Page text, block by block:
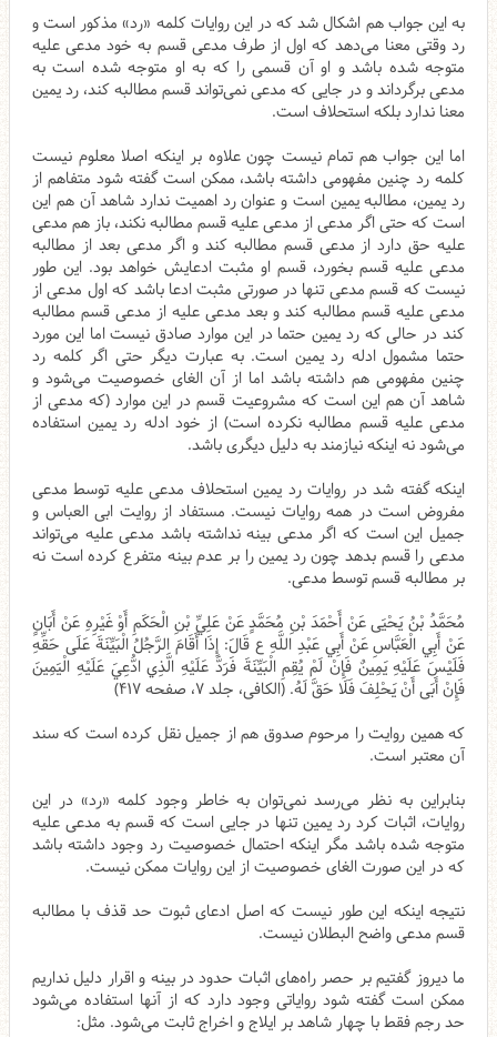
به این جواب هم اشکال شد که در این روایات کلمه «رد» مذکور است و
رد وقتی معنا می‌دهد که اول از طرف مدعی قسم به خود مدعی علیه
متوجه شده باشد و او آن قسمی را که به او متوجه شده است به
مدعی برگرداند و در جایی که مدعی نمی‌تواند قسم مطالبه کند، رد یمین
معنا ندارد بلکه استحلاف است.
اما این جواب هم تمام نیست چون علاوه بر اینکه اصلا معلوم نیست
کلمه رد چنین مفهومی داشته باشد، ممکن است گفته شود متفاهم از
رد یمین، مطالبه یمین است و عنوان رد اهمیت ندارد شاهد آن هم این
است که حتی اگر مدعی از مدعی علیه قسم مطالبه نکند، باز هم مدعی
علیه حق دارد از مدعی قسم مطالبه کند و اگر مدعی بعد از مطالبه
مدعی علیه قسم بخورد، قسم او مثبت ادعایش خواهد بود. این طور
نیست که قسم مدعی تنها در صورتی مثبت ادعا باشد که اول مدعی از
مدعی علیه قسم مطالبه کند و بعد مدعی علیه از مدعی قسم مطالبه
کند در حالی که رد یمین حتما در این موارد صادق نیست اما این مورد
حتما مشمول ادله رد یمین است. به عبارت دیگر حتی اگر کلمه رد
چنین مفهومی هم داشته باشد اما از آن الغای خصوصیت می‌شود و
شاهد آن هم این است که مشروعیت قسم در این موارد (که مدعی از
مدعی علیه قسم مطالبه نکرده است) از خود ادله رد یمین استفاده
می‌شود نه اینکه نیازمند به دلیل دیگری باشد.
اینکه گفته شد در روایات رد یمین استحلاف مدعی علیه توسط مدعی
مفروض است در همه روایات نیست. مستفاد از روایت ابی العباس و
جمیل این است که اگر مدعی بینه نداشته باشد مدعی علیه می‌تواند
مدعی را قسم بدهد چون رد یمین را بر عدم بینه متفرع کرده است نه
بر مطالبه قسم توسط مدعی.
مُحَمَّدُ بْنُ يَحْيَى عَنْ أَحْمَدَ بْنِ مُحَمَّدٍ عَنْ عَلِيِّ بْنِ الْحَكَمِ أَوْ غَيْرِهِ عَنْ أَبَانٍ
عَنْ أَبِي الْعَبَّاسِ عَنْ أَبِي عَبْدِ اللَّهِ ع قَالَ: إِذَا أَقَامَ الرَّجُلُ الْبَيِّنَةَ عَلَى حَقِّهِ
فَلَيْسَ عَلَيْهِ يَمِينٌ فَإِنْ لَمْ يُقِمِ الْبَيِّنَةَ فَرَدَّ عَلَيْهِ الَّذِي ادُّعِيَ عَلَيْهِ الْيَمِينَ
فَإِنْ أَبَى أَنْ يَحْلِفَ فَلَا حَقَّ لَهُ. (الکافی، جلد ۷، صفحه ۴۱۷)
که همین روایت را مرحوم صدوق هم از جمیل نقل کرده است که سند
آن معتبر است.
بنابراین به نظر می‌رسد نمی‌توان به خاطر وجود کلمه «رد» در این
روایات، اثبات کرد رد یمین تنها در جایی است که قسم به مدعی علیه
متوجه شده باشد مگر اینکه احتمال خصوصیت رد وجود داشته باشد
که در این صورت الغای خصوصیت از این روایات ممکن نیست.
نتیجه اینکه این طور نیست که اصل ادعای ثبوت حد قذف با مطالبه
قسم مدعی واضح البطلان نیست.
ما دیروز گفتیم بر حصر راه‌های اثبات حدود در بینه و اقرار دلیل نداریم
ممکن است گفته شود روایاتی وجود دارد که از آنها استفاده می‌شود
حد رجم فقط با چهار شاهد بر ایلاج و اخراج ثابت می‌شود. مثل: